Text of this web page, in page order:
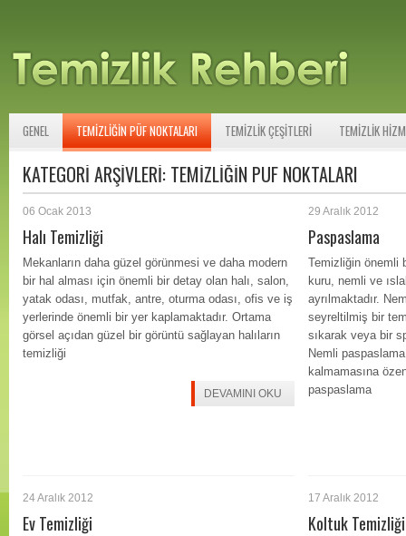
GENEL TEMIZLIĞIN PÜF NOKTALARI TEMIZLIK ÇEŞITLERI TEMIZLIK
KATEGORI ARŞIVLERI: TEMIZLIĞIN PÜF NOKTALARI
06 Ocak 2013
Halı Temizliği
Mekanların daha güzel görünmesi ve daha modern
bir hal alması için önemli bir detay olan halı, salon,
yatak odası, mutfak, antre, oturma odası, ofis ve iş
yerlerinde önemli bir yer kaplamaktadır. Ortama
görsel açıdan güzel bir görüntü sağlayan halıların
temizliği
DEVAMINI OKU
29 Aralık 2012
Paspaslama
Temizliğin önemli
kuru, nemli ve
ayrılmaktadır.
seyreltilmiş bir
sıkarak veya bir
Nemli
kalmamasına
paspaslama
24 Aralık 2012
Ev Temizliği
17 Aralık 2012
Koltuk Temizliği